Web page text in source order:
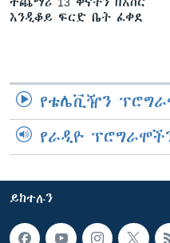
እንዲቆይ ፍርድ ቤት ፈቀደ
የቴሌቪዥን
የራዲዮ
ይከተሉን